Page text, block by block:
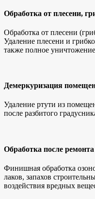
Обработка от плесени,
Обработка от плесени
Удаление плесени и
также полное
Демеркуризация
Удаление ртути из
после разбитого
Обработка после ремонта
Финишная обработка
лаков, запахов
воздействия вредных